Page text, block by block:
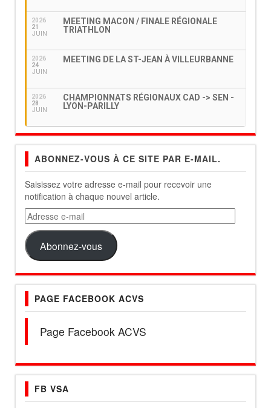
2026
21
JUIN
MEETING MACON / FINALE RÉGIONALE
TRIATHLON
2026
24
JUIN
MEETING DE LA ST-JEAN À VILLEURBANNE
2026
28
JUIN
CHAMPIONNATS RÉGIONAUX CAD -> SEN -
LYON-PARILLY
ABONNEZ-VOUS À CE SITE PAR E-MAIL.
Saisissez votre adresse e-mail pour recevoir une
notification à chaque nouvel article.
Adresse
e-
mail
Abonnez-vous
PAGE FACEBOOK ACVS
Page Facebook ACVS
FB VSA